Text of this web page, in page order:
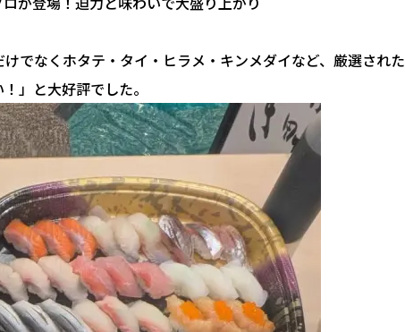
でなくホタテ・タイ・ヒラメ・キンメダイなど、厳選された
」と大好評でした。